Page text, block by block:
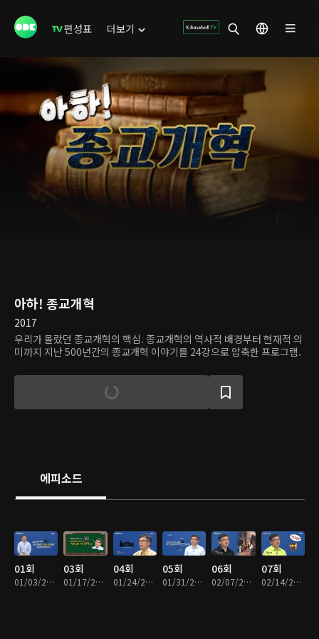
편성표 더보기
아하! 종교개혁
2017
우리가 몰랐던 종교개혁의 핵심. 종교개혁의 역사적 배경부터 현재적 의
미까지 지난 500년간의 종교개혁 이야기를 24강으로 압축한 프로그램.
에피소드
01회
01/03/2017 • 7분
03회
01/17/2017 • 7분
04회
01/24/2017 • 6분
05회
01/31/2017 • 6분
06회
02/07/2017 • 7분
07회
02/14/2017 • 6분